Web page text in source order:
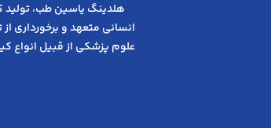
هلدینگ یاسین طب، تولید
انسانی متعهد و ﺑﺮﺧﻮرداری
علوم پزشکی از قبیل